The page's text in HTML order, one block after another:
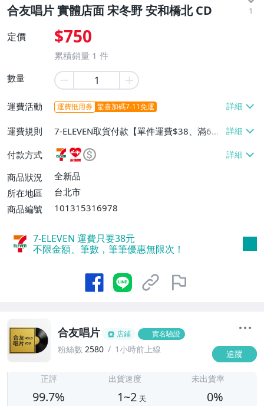
合友唱片 實體店面 宋冬野 安和橋北 CD 1
定價 $750
累積銷量 1 件
數量
運費活動 運費抵用券 驚喜加碼7-11免運
運費規則
7-ELEVEN取貨付款【單件運費$38、滿6件
或消費滿$6000免運費】、7-ELEVEN取貨
不付款【單件運費$38】、萊爾富取貨付款
【單件運費$60、滿6件或消費滿$5500免
運費】、郵局掛號【單件運費$80、滿10件
付款方式
商品狀況
全新品
所在地區
台北市
商品編號
101315316978
7-ELEVEN 運費只要38元
不限金額、筆數，筆筆優惠無限次！
合友唱片 店鋪 實名驗證
粉絲數 2580 1小時前上線 追蹤
正評
99.7%
出貨速度
1~2 天
未出貨率
0%